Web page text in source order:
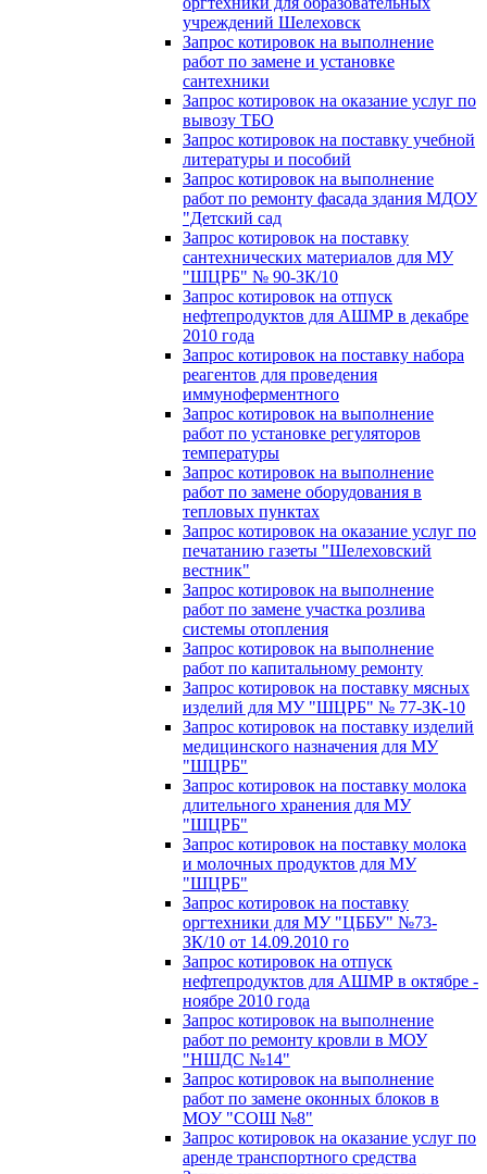
учреждений Шелеховск
Запрос котировок на выполнение
работ по замене и установке
сантехники
Запрос котировок на оказание услуг по
вывозу ТБО
Запрос котировок на поставку учебной
литературы и пособий
Запрос котировок на выполнение
работ по ремонту фасада здания МДОУ
"Детский сад
Запрос котировок на поставку
сантехнических материалов для МУ
"ШЦРБ" № 90-ЗК/10
Запрос котировок на отпуск
нефтепродуктов для АШМР в декабре
2010 года
Запрос котировок на поставку набора
реагентов для проведения
иммуноферментного
Запрос котировок на выполнение
работ по установке регуляторов
температуры
Запрос котировок на выполнение
работ по замене оборудования в
тепловых пунктах
Запрос котировок на оказание услуг по
печатанию газеты "Шелеховский
вестник"
Запрос котировок на выполнение
работ по замене участка розлива
системы отопления
Запрос котировок на выполнение
работ по капитальному ремонту
Запрос котировок на поставку мясных
изделий для МУ "ШЦРБ" № 77-ЗК-10
Запрос котировок на поставку изделий
медицинского назначения для МУ
"ШЦРБ"
Запрос котировок на поставку молока
длительного хранения для МУ
"ШЦРБ"
Запрос котировок на поставку молока
и молочных продуктов для МУ
"ШЦРБ"
Запрос котировок на поставку
оргтехники для МУ "ЦББУ" №73-
ЗК/10 от 14.09.2010 го
Запрос котировок на отпуск
нефтепродуктов для АШМР в октябре -
ноябре 2010 года
Запрос котировок на выполнение
работ по ремонту кровли в МОУ
"НШДС №14"
Запрос котировок на выполнение
работ по замене оконных блоков в
МОУ "СОШ №8"
Запрос котировок на оказание услуг по
аренде транспортного средства